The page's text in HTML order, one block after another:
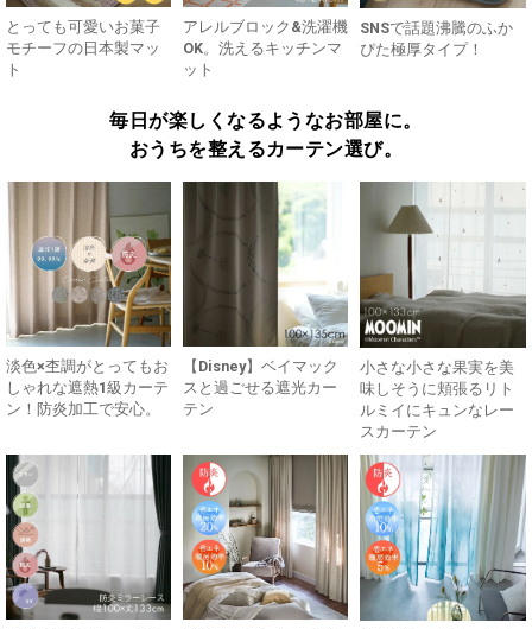
とっても可愛いお菓子
モチーフの日本製マッ
ト
アレルブロック&洗濯機
OK。洗えるキッチンマ
ット
SNSで話題沸騰のふか
ぴた極厚タイプ！
毎日が楽しくなるようなお部屋に。
おうちを整えるカーテン選び。
淡色×杢調がとってもお
しゃれな遮熱1級カーテ
ン！防炎加工で安心。
【Disney】ベイマック
スと過ごせる遮光カー
テン
小さな小さな果実を美
味しそうに頬張るリト
ルミイにキュンなレー
スカーテン